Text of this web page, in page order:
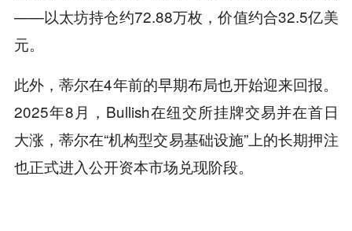
——以太坊持仓约72.88万枚，价值约合32.5亿美
元。
此外，蒂尔在4年前的早期布局也开始迎来回报。
2025年8月，Bullish在纽交所挂牌交易并在首日
大涨，蒂尔在“机构型交易基础设施”上的长期押注
也正式进入公开资本市场兑现阶段。